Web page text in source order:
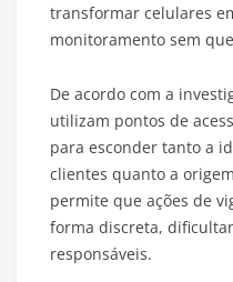
transformar celulares
monitoramento sem
De acordo com a
utilizam pontos de
para esconder tanto a
clientes quanto a
permite que ações de
forma discreta,
responsáveis.